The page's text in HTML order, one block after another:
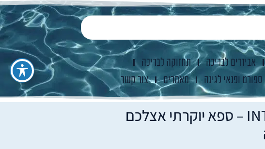
אביזרים לבריכה
תחזוקה לבריכה
ספורט ופנאי לגינה מאמרים צור קשר
ג'קוזי מתנפח INTEX – ספא יוקרתי אצלכם